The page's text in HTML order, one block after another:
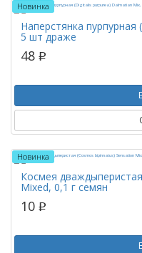
Новинка
Наперстянка
5 шт драже
48 p
Новинка
Космея
Mixed, 0,1 г семян
10 p